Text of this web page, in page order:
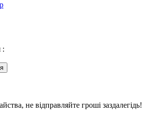
:
не відправляйте гроші заздалегідь!